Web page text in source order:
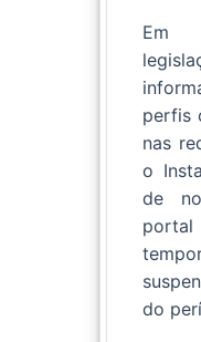
Em
perfis
nas
o
de
do